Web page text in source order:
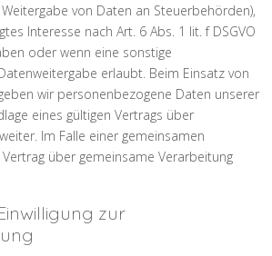
von Daten an Steuerbehörden),
Interesse nach Art. 6 Abs. 1 lit. f DSGVO
oder wenn eine sonstige
erlaubt. Beim Einsatz von
wir personenbezogene Daten unserer
eines gültigen Vertrags über
Im Falle einer gemeinsamen
über gemeinsame Verarbeitung
zur